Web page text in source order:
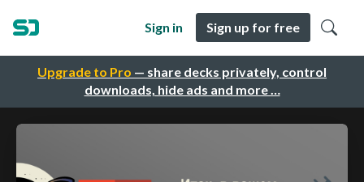
Upgrade to Pro — share decks privately, control
downloads, hide ads and more …
Sign in Sign up for free